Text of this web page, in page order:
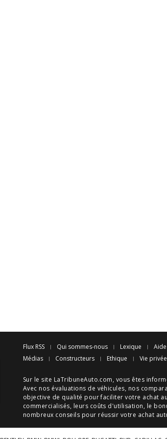
Flux RSS Qui sommes-nous Lexique
Médias
Constructeurs Ethique Vie privée
Sur le site LaTribuneAuto.com, vous êtes
Avec nos évaluations de véhicules, nos
objective de qualité pour faciliter votre achat
commercialisés, leurs coûts d'utilisation, le
nombreux conseils pour réussir votre achat